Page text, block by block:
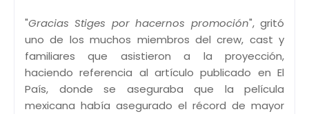
"Gracias Stiges por hacernos promoción", gritó
uno de los muchos miembros del crew, cast y
familiares que asistieron a la proyección,
haciendo referencia al artículo publicado en El
País, donde se aseguraba que la película
mexicana había asegurado el récord de mayor